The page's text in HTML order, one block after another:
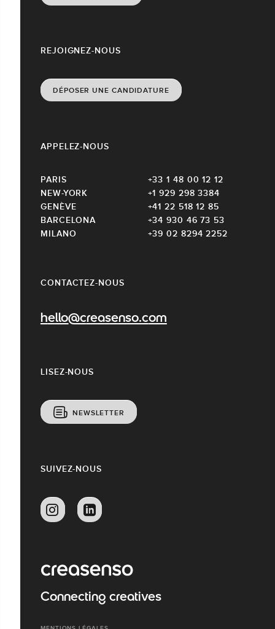
CONTACTEZ-NOUS
hello@creasenso.com
REJOIGNEZ-NOUS
DÉPOSER UNE CANDIDATURE
LISEZ-NOUS
NEWSLETTER
APPELEZ-NOUS
PARIS
+33 1 48 00 12 12
NEW-YORK
+1 929 298 3384
GENÈVE
+41 22 518 12 85
BARCELONA
+34 930 46 73 53
MILANO
+39 02 8294 2252
SUIVEZ-NOUS
Connecting creatives